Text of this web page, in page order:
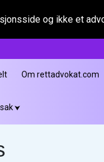
og ikke et
Om rettadvokat.com